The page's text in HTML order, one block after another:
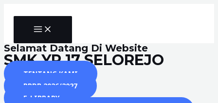
MAIN
MENU
Selamat Datang Di Website
SMK YP 17 SELOREJO
TENTANG KAMI
PPDB 2026/2027
E-LIBRARY